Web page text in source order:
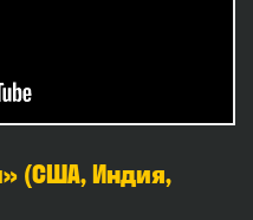
(США, Индия,